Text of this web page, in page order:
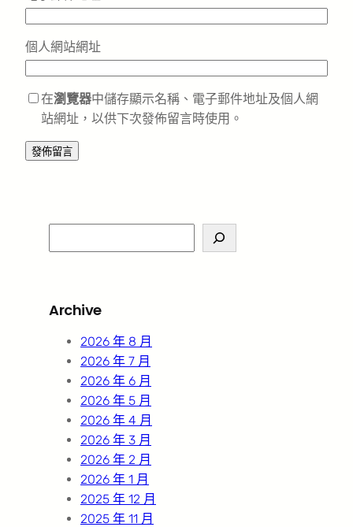
個人網站網址
在瀏覽器中儲存顯示名稱、電子郵件地址及個人網
站網址，以供下次發佈留言時使用。
e
c
Archive
2026 年 8 月
2026 年 7 月
2026 年 6 月
2026 年 5 月
2026 年 4 月
2026 年 3 月
2026 年 2 月
2026 年 1 月
2025 年 12 月
2025 年 11 月